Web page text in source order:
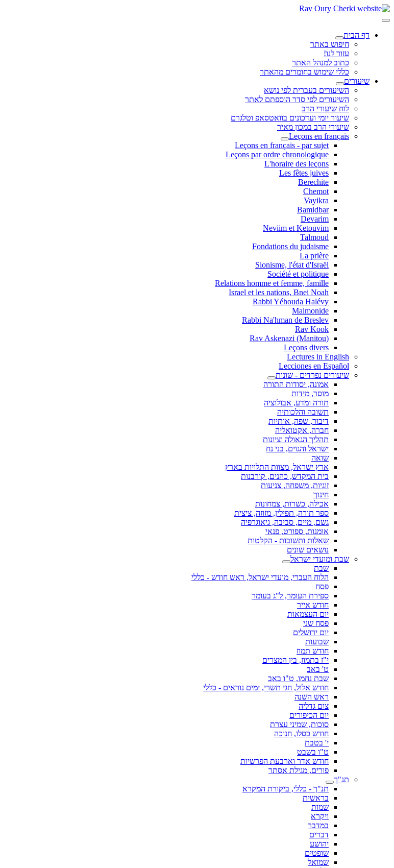
דף הבית
חיפוש באתר
עזור לנו!
כתוב למנהל האתר
כללי שימוש בחומרים מהאתר
שיעורים
השיעורים בעברית לפי נושא
השיעורים לפי סדר הוספתם לאתר
לוח שיעורי הרב
שיעור יומי ועדכונים בוואטסאפ וטלגרם
שיעורי הרב במכון מאיר
Leçons en français
Leçons en français - par sujet
Leçons par ordre chronologique
L'horaire des leçons
Les fêtes juives
Berechite
Chemot
Vayikra
Bamidbar
Devarim
Neviim et Ketouvim
Talmoud
Fondations du judaisme
La prière
Sionisme, l'état d'Israël
Société et politique
Relations homme et femme, famille
Israel et les nations, Bnei Noah
Rabbi Yéhouda Halévy
Maimonide
Rabbi Na'hman de Breslev
Rav Kook
(Rav Askenazi (Manitou
Leçons divers
Lectures in English
Lecciones en Español
שיעורים נפרדים - שונות
אמונה, יסודות התורה
מוסר, מידות
תורה ומדע, אבולוציה
תשובה והלכותיה
דיבור, שפה, אותיות
חברה, אקטואליה
תהליך הגאולה וציונות
ישראל והגוים, בני נח
שואה
ארץ ישראל, מצוות התלויות בארץ
בית המקדש, כהנים, קורבנות
זוגיות, משפחה, צניעות
חינוך
אכילה, כשרות, צמחונות
ספר תורה, תפילין, מזוזה, ציצית
גשם, מיים, סביבה, גיאוגרפיה
אומנות, ספורט, פנאי
שאלות ותשובות - הקלטות
נושאים שונים
שבת ומועדי ישראל
שבת
הלוח העברי, מועדי ישראל, ראש חודש - כללי
פסח
ספירת העומר, ל"ג בעומר
חודש אייר
יום העצמאות
פסח שני
יום ירושלים
שבועות
חודש תמוז
י"ז בתמוז, בין המצרים
ט' באב
שבת נחמו, ט"ו באב
חודש אלול, חגי תשרי, ימים נוראים - כללי
ראש השנה
צום גדליה
יום הכיפורים
סוכות, שמיני עצרת
חודש כסלו, חנוכה
י' בטבת
ט"ו בשבט
חודש אדר וארבעת הפרשיות
פורים, מגילת אסתר
תנ"ך
תנ"ך - כללי, ביקורת המקרא
בראשית
שמות
ויקרא
במדבר
דברים
יהושע
שופטים
שמואל